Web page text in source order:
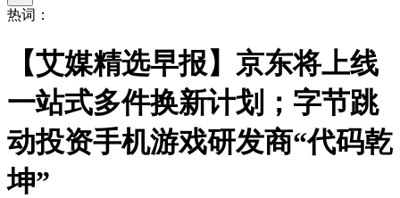
热词：
【艾媒精选早报】京东将上线
一站式多件换新计划；字节跳
动投资手机游戏研发商“代码乾
坤”